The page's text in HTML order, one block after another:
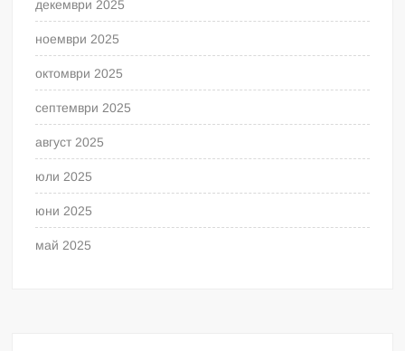
декември 2025
ноември 2025
октомври 2025
септември 2025
август 2025
юли 2025
юни 2025
май 2025